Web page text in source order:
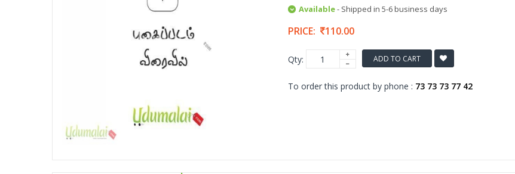
Available- Shipped in 5-6 business days
PRICE: 110.00
Qty: ADD TO CART
To order this product by phone : 73 73 73 77 42